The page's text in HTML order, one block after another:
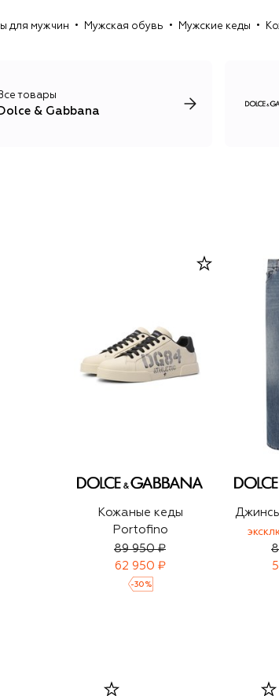
год Dolce
для мужчин Мужская обувь Мужские кеды
товары
& Gabbana
Кожаные кеды
Portofino
89 950 ₽
62 950 ₽
-30 %